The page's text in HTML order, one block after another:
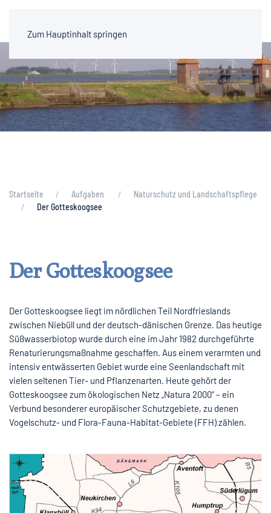
Zum Hauptinhalt springen
Startseite Aufgaben
Naturschutz und Landschaftspflege
Der Gotteskoogsee
Der Gotteskoogsee
Der Gotteskoogsee liegt im nördlichen Teil Nordfrieslands
zwischen Niebüll und der deutsch-dänischen Grenze. Das heutige
Süßwasserbiotop wurde durch eine im Jahr 1982 durchgeführte
Renaturierungsmaßnahme geschaffen. Aus einem verarmten und
intensiv entwässerten Gebiet wurde eine Seenlandschaft mit
vielen seltenen Tier- und Pflanzenarten. Heute gehört der
Gotteskoogsee zum ökologischen Netz „Natura 2000“ – ein
Verbund besonderer europäischer Schutzgebiete, zu denen
Vogelschutz- und Flora-Fauna-Habitat-Gebiete (FFH) zählen.